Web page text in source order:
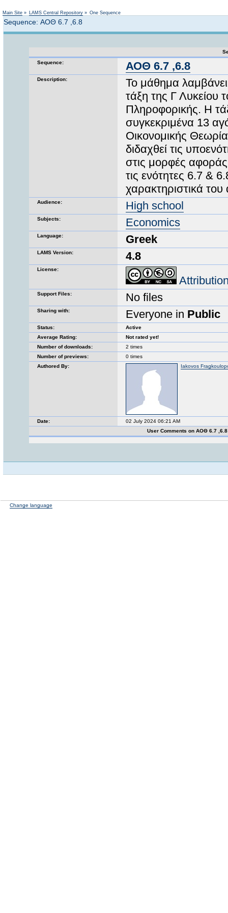
Main Site » LAMS Central Repository » One Sequence
Sequence: ΑΟΘ 6.7 ,6.8
Sequence:
ΑΟΘ 6.7 ,6.8
Description:
Το μάθημα
τάξη της Γ Λυκείου
Πληροφορικής. Η
συγκεκριμένα 13
Οικονομικής
διδαχθεί τις
στις μορφές αφοράς
τις ενότητες 6.7 &
χαρακτηριστικά του
Audience: High school
Subjects: Economics
Language: Greek
LAMS Version: 4.8
License:
Support Files: No files
Sharing with: Everyone in Public
Status:
Active
Average Rating:
Not rated yet!
Number of downloads:
2 times
Number of previews:
0 times
Authored By:
Iakovos
Date:
02 July 2024 06:21 AM
User Comments on ΑΟΘ 6.7
Change language